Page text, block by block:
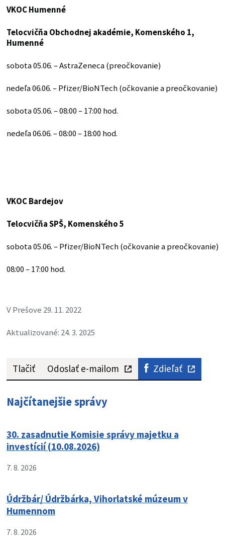
VKOC Humenné
Telocvičňa Obchodnej akadémie, Komenského 1,
Humenné
sobota 05.06. – AstraZeneca (preočkovanie)
nedeľa 06.06. – Pfizer/BioNTech (očkovanie a preočkovanie)
sobota 05.06. – 08:00 – 17:00 hod.
nedeľa 06.06. – 08:00 – 18:00 hod.
VKOC Bardejov
Telocvičňa SPŠ, Komenského 5
sobota 05.06. – Pfizer/BioNTech (očkovanie a preočkovanie)
08:00 – 17:00 hod.
V Prešove 29. 11. 2022
Aktualizované: 24. 3. 2025
Tlačiť Odoslať e-mailom Zdieľať
Najčítanejšie správy
30. zasadnutie Komisie správy majetku a
investícií (10.08.2026)
7. 8. 2026
Údržbár/ Údržbárka, Vihorlatské múzeum v
Humennom
7. 8. 2026